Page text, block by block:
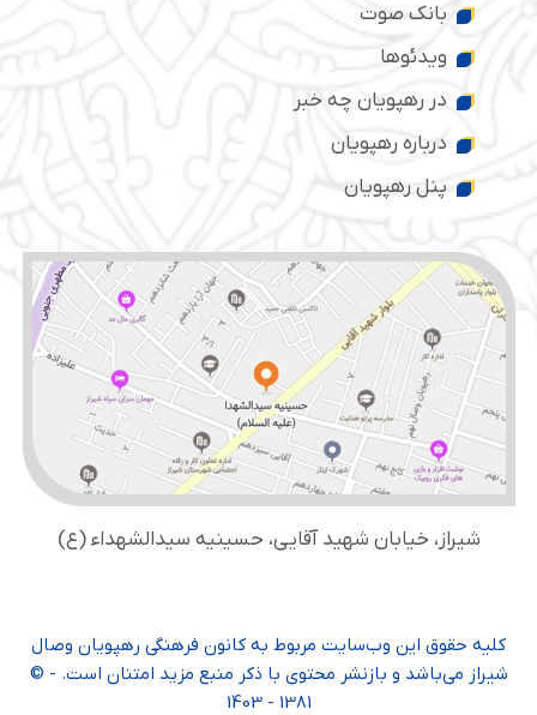
بانک صوت
ویدئوها
در رهپویان چه خبر
درباره رهپویان
پنل رهپویان
شیراز، خیابان شهید آقایی، حسینیه سید‌الشهداء (ع)
کلیه حقوق این وب‌سایت مربوط به کانون فرهنگی رهپویان وصال
شیراز می‌باشد و بازنشر محتوی با ذکر منبع مزید امتنان است. - ©
1381 - 1403